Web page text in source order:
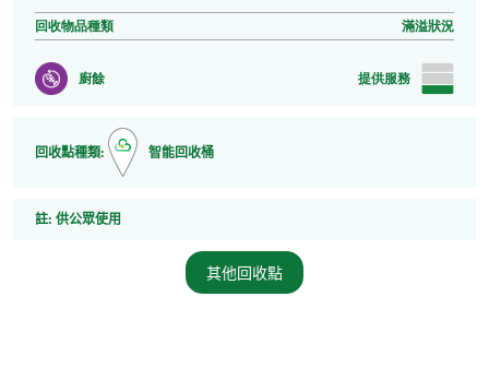
回收物品種類 滿溢狀況
廚餘 提供服務
回收點種類: 智能回收桶
註: 註
供公眾使用
其他回收點